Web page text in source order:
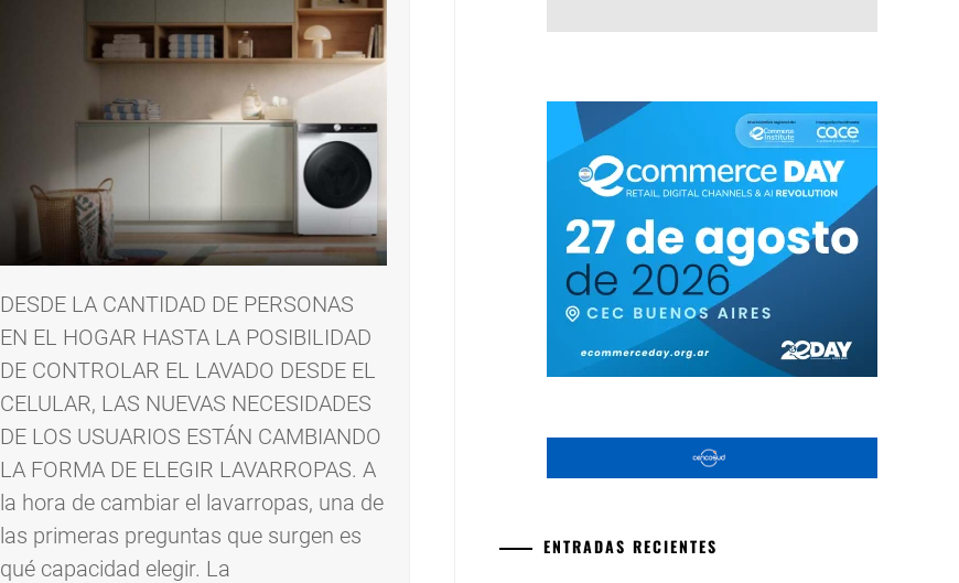
DESDE LA CANTIDAD DE PERSONAS
EN EL HOGAR HASTA LA POSIBILIDAD
DE CONTROLAR EL LAVADO DESDE EL
CELULAR, LAS NUEVAS NECESIDADES
DE LOS USUARIOS ESTÁN CAMBIANDO
LA FORMA DE ELEGIR LAVARROPAS. A
la hora de cambiar el lavarropas, una de
las primeras preguntas que surgen es
qué capacidad elegir. La
ENTRADAS RECIENTES